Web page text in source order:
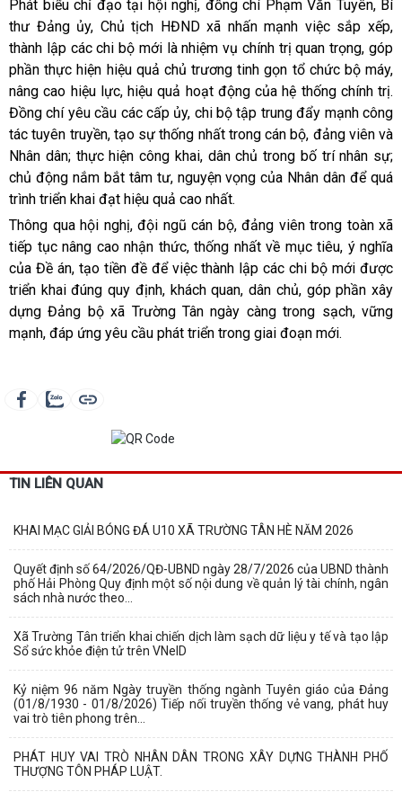
Phát biểu chỉ đạo tại hội nghị, đồng chí Phạm Văn Tuyên, Bí
thư Đảng ủy, Chủ tịch HĐND xã nhấn mạnh việc sắp xếp,
thành lập các chi bộ mới là nhiệm vụ chính trị quan trọng, góp
phần thực hiện hiệu quả chủ trương tinh gọn tổ chức bộ máy,
nâng cao hiệu lực, hiệu quả hoạt động của hệ thống chính trị.
Đồng chí yêu cầu các cấp ủy, chi bộ tập trung đẩy mạnh công
tác tuyên truyền, tạo sự thống nhất trong cán bộ, đảng viên và
Nhân dân; thực hiện công khai, dân chủ trong bố trí nhân sự;
chủ động nắm bắt tâm tư, nguyện vọng của Nhân dân để quá
trình triển khai đạt hiệu quả cao nhất.
Thông qua hội nghị, đội ngũ cán bộ, đảng viên trong toàn xã
tiếp tục nâng cao nhận thức, thống nhất về mục tiêu, ý nghĩa
của Đề án, tạo tiền đề để việc thành lập các chi bộ mới được
triển khai đúng quy định, khách quan, dân chủ, góp phần xây
dựng Đảng bộ xã Trường Tân ngày càng trong sạch, vững
mạnh, đáp ứng yêu cầu phát triển trong giai đoạn mới.
TIN LIÊN QUAN
KHAI MẠC GIẢI BÓNG ĐÁ U10 XÃ TRƯỜNG TÂN HÈ NĂM 2026
Quyết định số 64/2026/QĐ-UBND ngày 28/7/2026 của UBND thành
phố Hải Phòng Quy định một số nội dung về quản lý tài chính, ngân
sách nhà nước theo...
Xã Trường Tân triển khai chiến dịch làm sạch dữ liệu y tế và tạo lập
Sổ sức khỏe điện tử trên VNeID
Kỷ niệm 96 năm Ngày truyền thống ngành Tuyên giáo của Đảng
(01/8/1930 - 01/8/2026) Tiếp nối truyền thống vẻ vang, phát huy
vai trò tiên phong trên...
PHÁT HUY VAI TRÒ NHÂN DÂN TRONG XÂY DỰNG THÀNH PHỐ
THƯỢNG TÔN PHÁP LUẬT.